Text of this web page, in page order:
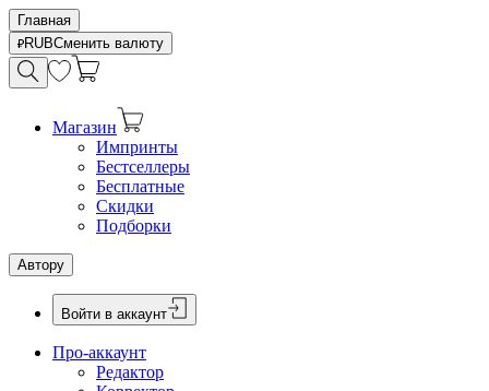
Главная
RUBСменить валюту
Магазин
Импринты
Бестселлеры
Бесплатные
Скидки
Подборки
Автору
Войти в аккаунт
Про-аккаунт
Редактор